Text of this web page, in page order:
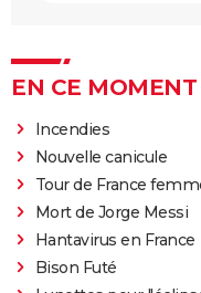
EN CE MOMENT
Incendies
Nouvelle canicule
Tour de France
Mort de Jorge Messi
Hantavirus en France
Bison Futé